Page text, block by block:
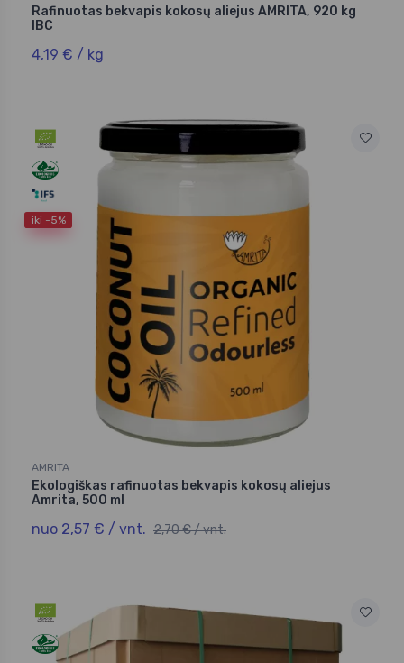
Rafinuotas bekvapis kokosų aliejus AMRITA, 920 kg
IBC
4,19 € / kg
iki -5%
AMRITA
Ekologiškas rafinuotas bekvapis kokosų aliejus
Amrita, 500 ml
nuo 2,57 € / vnt. 2,70 € / vnt.